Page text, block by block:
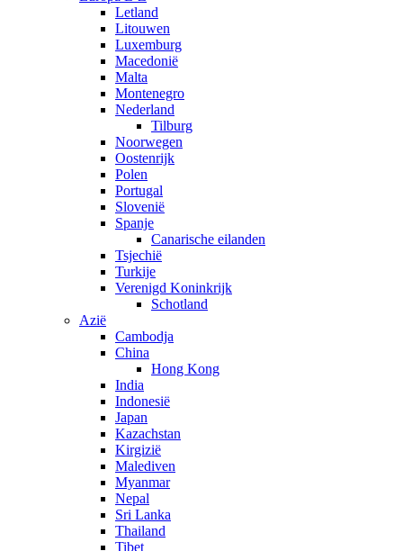
Letland
Litouwen
Luxemburg
Macedonië
Malta
Montenegro
Nederland
Tilburg
Noorwegen
Oostenrijk
Polen
Portugal
Slovenië
Spanje
Canarische eilanden
Tsjechië
Turkije
Verenigd Koninkrijk
Schotland
Azië
Cambodja
China
Hong Kong
India
Indonesië
Japan
Kazachstan
Kirgizië
Malediven
Myanmar
Nepal
Sri Lanka
Thailand
Tibet